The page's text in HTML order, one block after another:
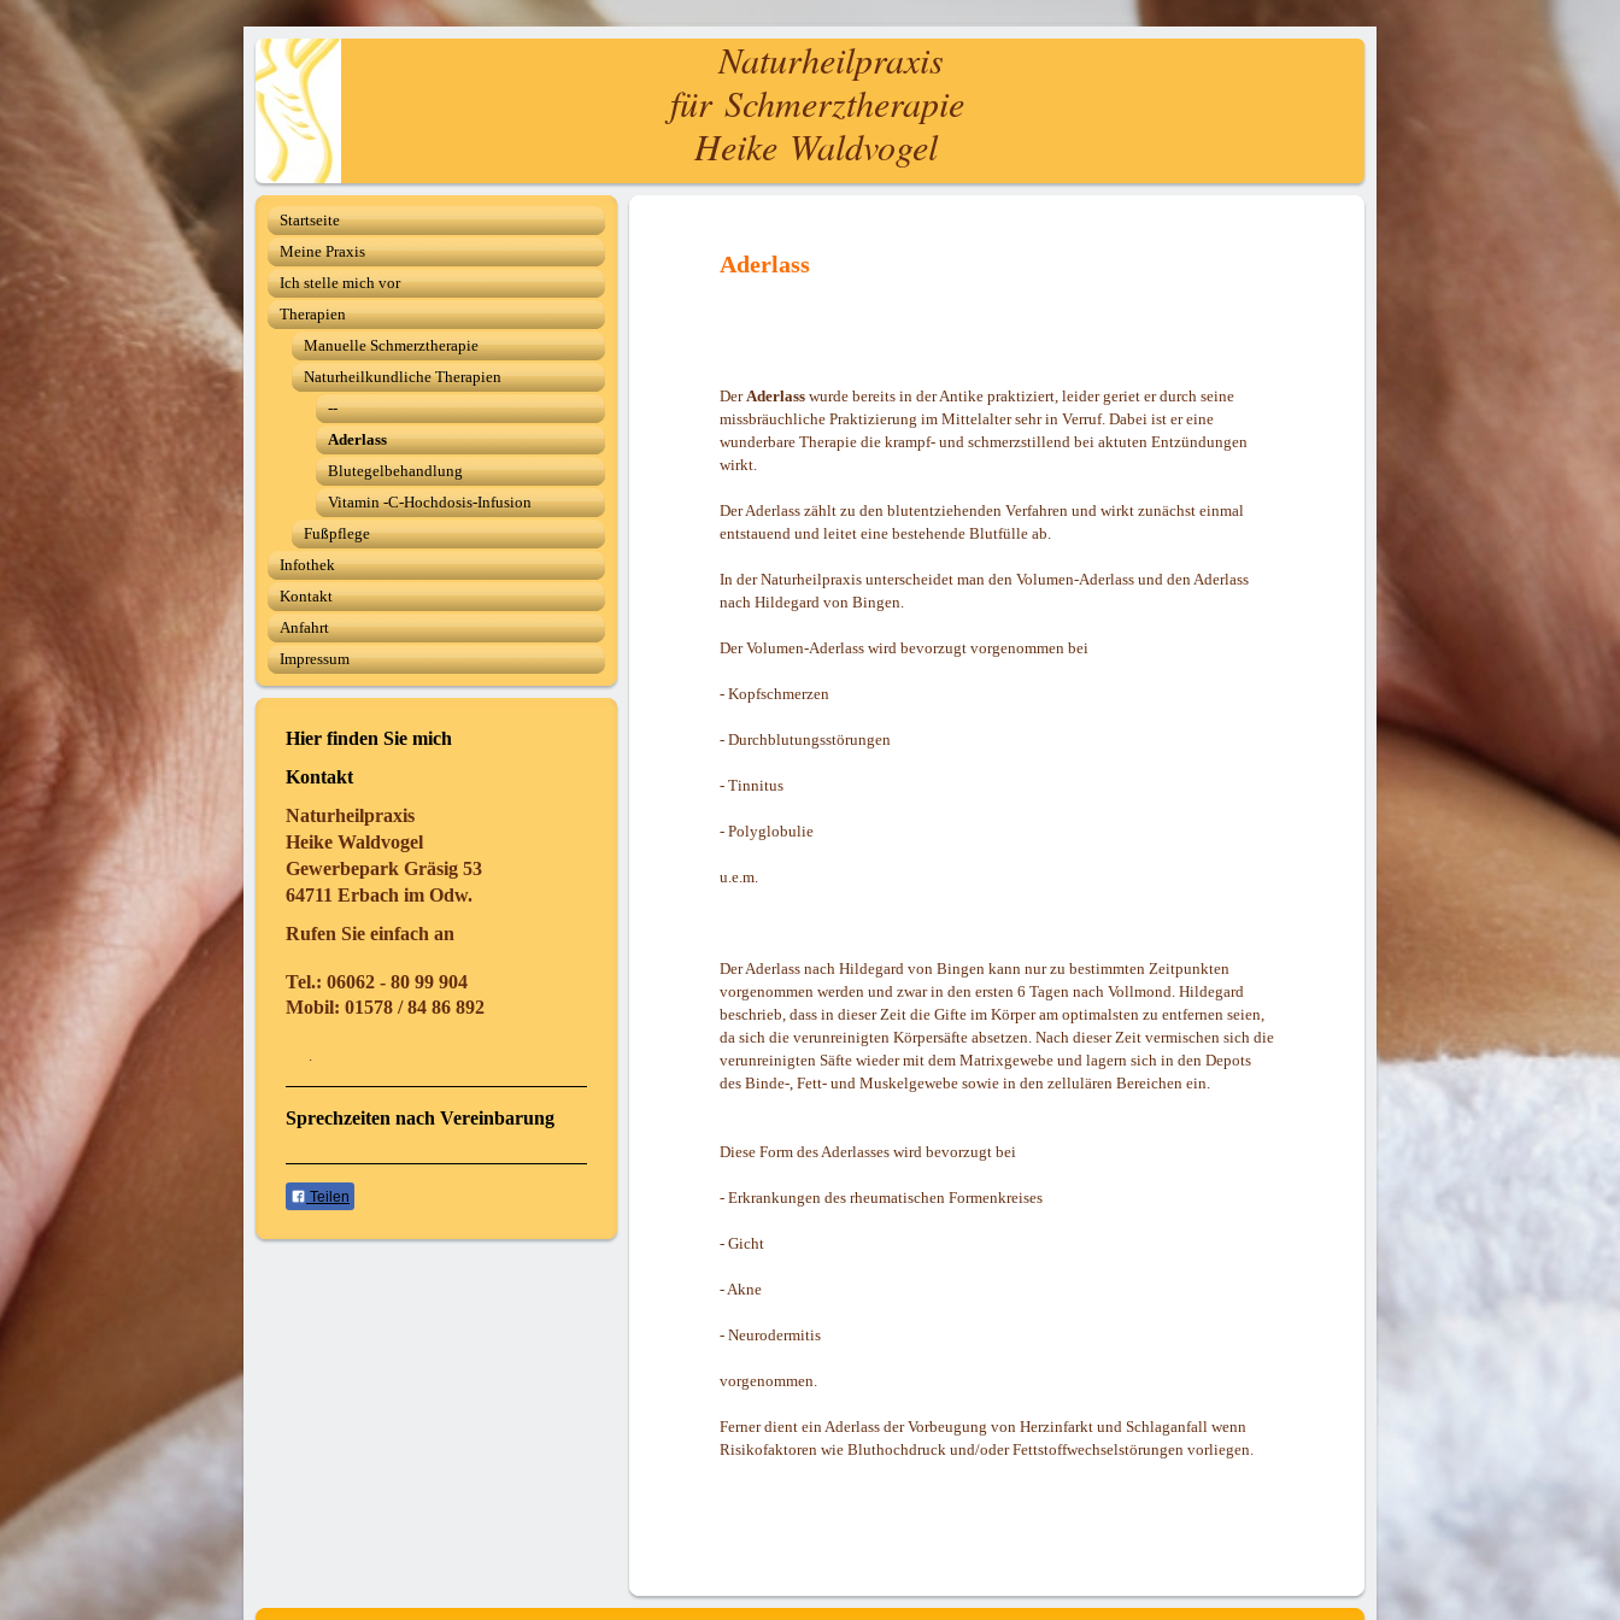
Naturheilpraxis
für Schmerztherapie
Heike Waldvogel
Startseite
Meine Praxis
Ich stelle mich vor
Therapien
Manuelle Schmerztherapie
Naturheilkundliche Therapien
--
Aderlass
Blutegelbehandlung
Vitamin -C-Hochdosis-Infusion
Fußpflege
Infothek
Kontakt
Anfahrt
Impressum
Hier finden Sie mich
Kontakt
Naturheilpraxis
Heike Waldvogel
Gewerbepark Gräsig 53
64711 Erbach im Odw.
Rufen Sie einfach an
Tel.: 06062 - 80 99 904
Mobil: 01578 / 84 86 892
.
Sprechzeiten nach Vereinbarung
Teilen
Aderlass
DerAderlass wurde bereits in der Antike praktiziert, leider geriet er durch seine
missbräuchliche Praktizierung im Mittelalter sehr in Verruf. Dabei ist er eine
wunderbare Therapie die krampf- und schmerzstillend bei aktuten Entzündungen
wirkt.
Der Aderlass zählt zu den blutentziehenden Verfahren und wirkt zunächst einmal
entstauend und leitet eine bestehende Blutfülle ab.
In der Naturheilpraxis unterscheidet man den Volumen-Aderlass und den Aderlass
nach Hildegard von Bingen.
Der Volumen-Aderlass wird bevorzugt vorgenommen bei
- Kopfschmerzen
- Durchblutungsstörungen
- Tinnitus
- Polyglobulie
u.e.m.
Der Aderlass nach Hildegard von Bingen kann nur zu bestimmten Zeitpunkten
vorgenommen werden und zwar in den ersten 6 Tagen nach Vollmond. Hildegard
beschrieb, dass in dieser Zeit die Gifte im Körper am optimalsten zu entfernen seien,
da sich die verunreinigten Körpersäfte absetzen. Nach dieser Zeit vermischen sich die
verunreinigten Säfte wieder mit dem Matrixgewebe und lagern sich in den Depots
des Binde-, Fett- und Muskelgewebe sowie in den zellulären Bereichen ein.
Diese Form des Aderlasses wird bevorzugt bei
- Erkrankungen des rheumatischen Formenkreises
- Gicht
- Akne
- Neurodermitis
vorgenommen.
Ferner dient ein Aderlass der Vorbeugung von Herzinfarkt und Schlaganfall wenn
Risikofaktoren wie Bluthochdruck und/oder Fettstoffwechselstörungen vorliegen.